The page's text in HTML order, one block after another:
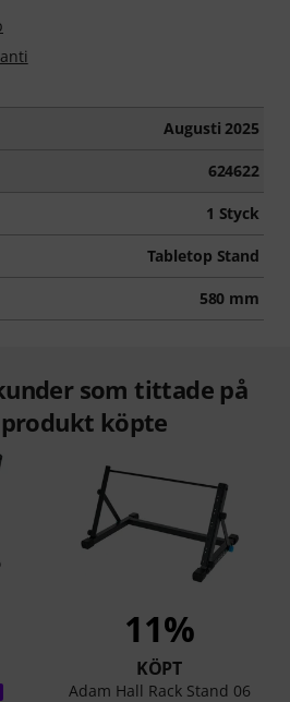
Augusti 2025
624622
1 Styck
Tabletop Stand
580 mm
som tittade på
köpte
11%
KÖPT
Adam Hall Rack Stand 06